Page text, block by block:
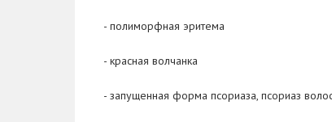
- полиморфная эритема
- красная волчанка
- запущенная форма псориаза, псориаз